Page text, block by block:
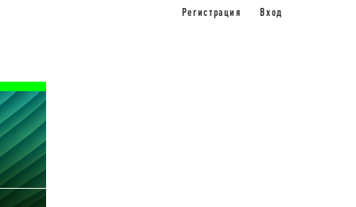
Регистрация Вход